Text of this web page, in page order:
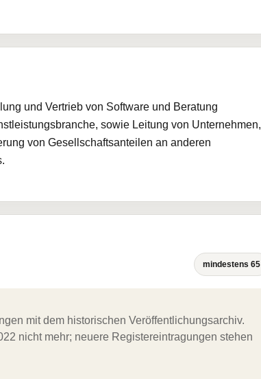
und Vertrieb von Software und Beratung
sowie Leitung von Unternehmen,
von Gesellschaftsanteilen an anderen
mindestens 65
mit dem historischen Veröffentlichungsarchiv.
nicht mehr; neuere Registereintragungen stehen